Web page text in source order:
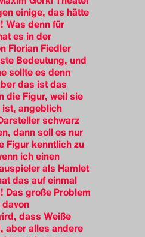
einige, das hätte
Was denn für
es in der
Florian Fiedler
Bedeutung, und
sollte es denn
das ist das
die Figur, weil sie
angeblich
schwarz
dann soll es nur
Figur kenntlich zu
ich einen
als Hamlet
das auf einmal
Das große Problem
dass Weiße
aber alles andere